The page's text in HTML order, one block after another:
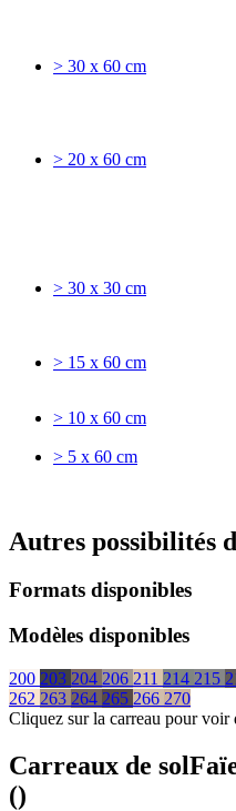
> 30 x 60 cm
> 20 x 60 cm
> 30 x 30 cm
> 15 x 60 cm
> 10 x 60 cm
> 5 x 60 cm
Autres possibilités
Formats disponibles
Modèles disponibles
200 203 204 206 211 214 215
262 263 264 265 266 270
Cliquez sur la carreau pour voir
Carreaux de sol
()